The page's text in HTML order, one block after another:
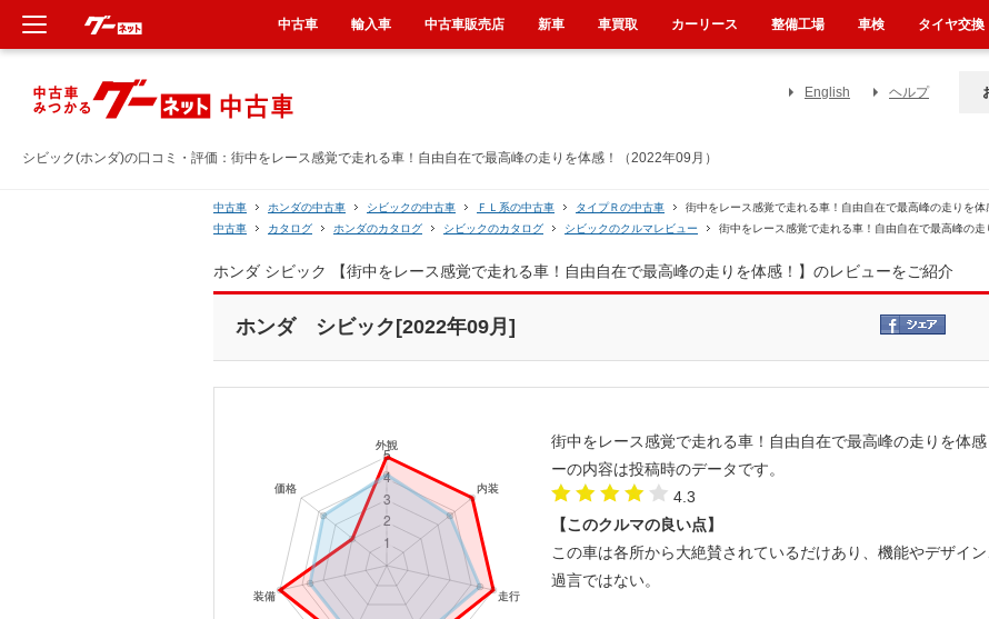
シビック(ホンダ)の口コミ・評価：街中をレース感覚で走れる車！自由自在で最高峰の走りを体感！（2022年09月）
English ヘルプ
中古車 ホンダの中古車 シビックの中古車 ＦＬ系の中古車 タイプＲの中古車
街中をレース感覚で走れる車！自由自在で最高峰の走りを体
中古車
カタログ ホンダのカタログ シビックのカタログ シビックのクルマレビュー 街中をレース感覚で走れる車！自由自在で最高峰の走
ホンダ シビック 【街中をレース感覚で走れる車！自由自在で最高峰の走りを体感！】のレビューをご紹介
ホンダ シビック[2022年09月]
街中をレース感覚で走れる車！自由自在で最高峰の走りを体感
ーの内容は投稿時のデータです。
4.3
【このクルマの良い点】
この車は各所から大絶賛されているだけあり、機能やデザイ
過言ではない。
中古車 輸入車 中古車販売店 新車 車買取 カーリース 整備工場 車検 タイヤ交換
新車
中古車